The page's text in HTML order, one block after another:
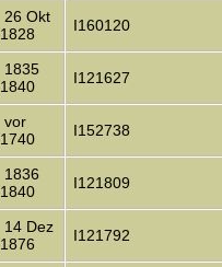
26 Okt
1828
I160120
1835
1840
I121627
vor
1740
I152738
1836
1840
I121809
14 Dez
1876
I121792